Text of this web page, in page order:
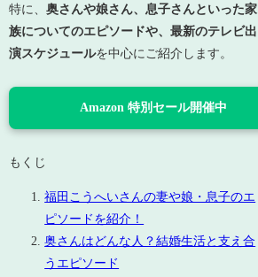
特に、奥さんや娘さん、息子さんといった家
族についてのエピソードや、最新のテレビ出
演スケジュールを中心にご紹介します。
Amazon 特別セール開催中
もくじ
福田こうへいさんの妻や娘・息子のエ
ピソードを紹介！
奥さんはどんな人？結婚生活と支え合
うエピソード